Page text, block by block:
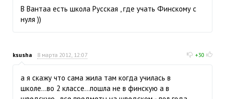
В Вантаа есть школа Русская , где учать Финскому с
нуля ))
ksusha 8 марта 2012, 12:07 +30
а я скажу что сама жила там когда училась в
школе...во 2 классе...пошла не в финскую а в